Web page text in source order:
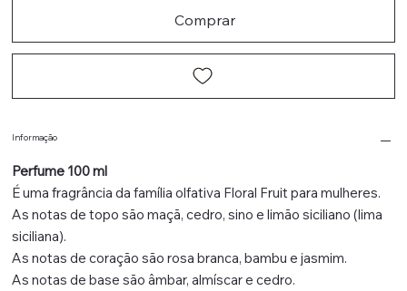
Comprar
Informação
Perfume 100 ml
É uma fragrância da família olfativa Floral Fruit para mulheres.
As notas de topo são maçã, cedro, sino e limão siciliano (lima
siciliana).
As notas de coração são rosa branca, bambu e jasmim.
As notas de base são âmbar, almíscar e cedro.